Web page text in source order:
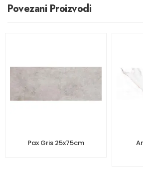
Povezani Proizvodi
Pax Gris 25x75cm